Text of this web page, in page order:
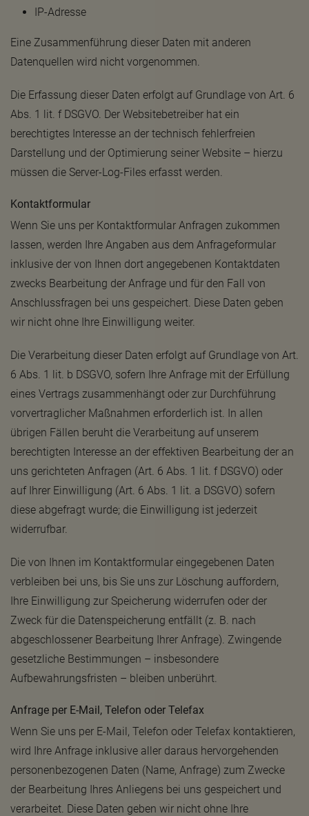
IP-Adresse
Eine Zusammenführung dieser Daten mit anderen
Datenquellen wird nicht vorgenommen.
Die Erfassung dieser Daten erfolgt auf Grundlage von Art. 6
Abs. 1 lit. f DSGVO. Der Websitebetreiber hat ein
berechtigtes Interesse an der technisch fehlerfreien
Darstellung und der Optimierung seiner Website – hierzu
müssen die Server-Log-Files erfasst werden.
Kontaktformular
Wenn Sie uns per Kontaktformular Anfragen zukommen
lassen, werden Ihre Angaben aus dem Anfrageformular
inklusive der von Ihnen dort angegebenen Kontaktdaten
zwecks Bearbeitung der Anfrage und für den Fall von
Anschlussfragen bei uns gespeichert. Diese Daten geben
wir nicht ohne Ihre Einwilligung weiter.
Die Verarbeitung dieser Daten erfolgt auf Grundlage von Art.
6 Abs. 1 lit. b DSGVO, sofern Ihre Anfrage mit der Erfüllung
eines Vertrags zusammenhängt oder zur Durchführung
vorvertraglicher Maßnahmen erforderlich ist. In allen
übrigen Fällen beruht die Verarbeitung auf unserem
berechtigten Interesse an der effektiven Bearbeitung der an
uns gerichteten Anfragen (Art. 6 Abs. 1 lit. f DSGVO) oder
auf Ihrer Einwilligung (Art. 6 Abs. 1 lit. a DSGVO) sofern
diese abgefragt wurde; die Einwilligung ist jederzeit
widerrufbar.
Die von Ihnen im Kontaktformular eingegebenen Daten
verbleiben bei uns, bis Sie uns zur Löschung auffordern,
Ihre Einwilligung zur Speicherung widerrufen oder der
Zweck für die Datenspeicherung entfällt (z. B. nach
abgeschlossener Bearbeitung Ihrer Anfrage). Zwingende
gesetzliche Bestimmungen – insbesondere
Aufbewahrungsfristen – bleiben unberührt.
Anfrage per E-Mail, Telefon oder Telefax
Wenn Sie uns per E-Mail, Telefon oder Telefax kontaktieren,
wird Ihre Anfrage inklusive aller daraus hervorgehenden
personenbezogenen Daten (Name, Anfrage) zum Zwecke
der Bearbeitung Ihres Anliegens bei uns gespeichert und
verarbeitet. Diese Daten geben wir nicht ohne Ihre